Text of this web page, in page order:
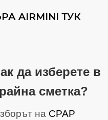
AIRMINI ТУК
да изберете в
сметка?
на CPAP